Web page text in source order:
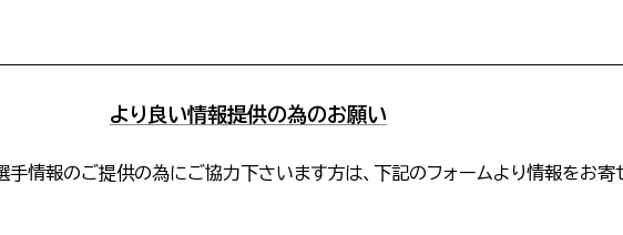
より良い情報提供の為のお願い
手情報のご提供の為にご協力下さいます方は、下記のフォームより情報をお寄